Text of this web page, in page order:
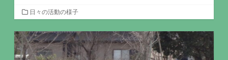
カ
テ
ゴ
リ
ー
日々の活動の様子